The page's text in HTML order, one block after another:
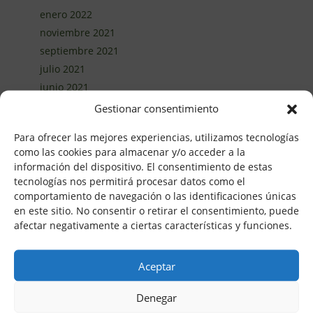
Gestionar consentimiento
Para ofrecer las mejores experiencias, utilizamos tecnologías
como las cookies para almacenar y/o acceder a la
información del dispositivo. El consentimiento de estas
tecnologías nos permitirá procesar datos como el
comportamiento de navegación o las identificaciones únicas
en este sitio. No consentir o retirar el consentimiento, puede
afectar negativamente a ciertas características y funciones.
Aceptar
Denegar
enero 2022
noviembre 2021
septiembre 2021
julio 2021
junio 2021
febrero 2021
enero 2021
diciembre 2020
noviembre 2020
octubre 2020
septiembre 2020
agosto 2020